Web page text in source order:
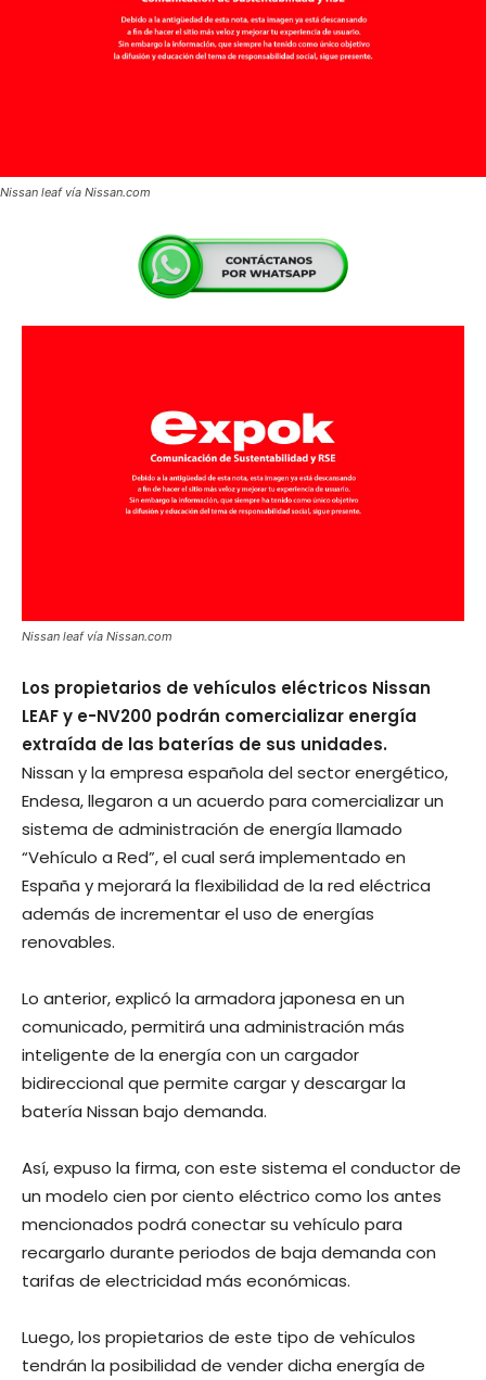
Nissan leaf vía Nissan.com
Nissan leaf vía Nissan.com
Los propietarios de vehículos eléctricos Nissan
LEAF y e-NV200 podrán comercializar energía
extraída de las baterías de sus unidades.
Nissan y la empresa española del sector energético,
Endesa, llegaron a un acuerdo para comercializar un
sistema de administración de energía llamado
“Vehículo a Red”, el cual será implementado en
España y mejorará la flexibilidad de la red eléctrica
además de incrementar el uso de energías
renovables.
Lo anterior, explicó la armadora japonesa en un
comunicado, permitirá una administración más
inteligente de la energía con un cargador
bidireccional que permite cargar y descargar la
batería Nissan bajo demanda.
Así, expuso la firma, con este sistema el conductor de
un modelo cien por ciento eléctrico como los antes
mencionados podrá conectar su vehículo para
recargarlo durante periodos de baja demanda con
tarifas de electricidad más económicas.
Luego, los propietarios de este tipo de vehículos
tendrán la posibilidad de vender dicha energía de